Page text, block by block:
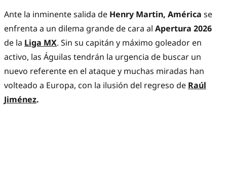
Ante la inminente salida de Henry Martin, América se
enfrenta a un dilema grande de cara al Apertura 2026
de la Liga MX. Sin su capitán y máximo goleador en
activo, las Águilas tendrán la urgencia de buscar un
nuevo referente en el ataque y muchas miradas han
volteado a Europa, con la ilusión del regreso de Raúl
Jiménez.